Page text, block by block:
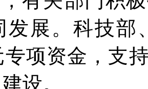
发展。科技部
专项资金，支
设。